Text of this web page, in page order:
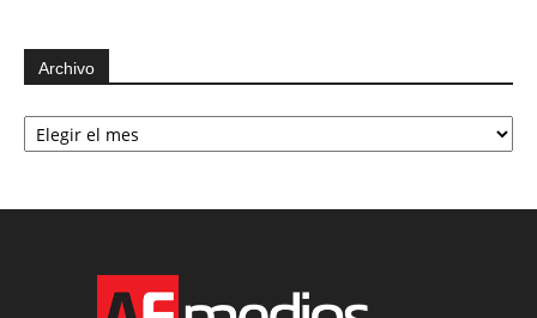
Archivo
Archivo